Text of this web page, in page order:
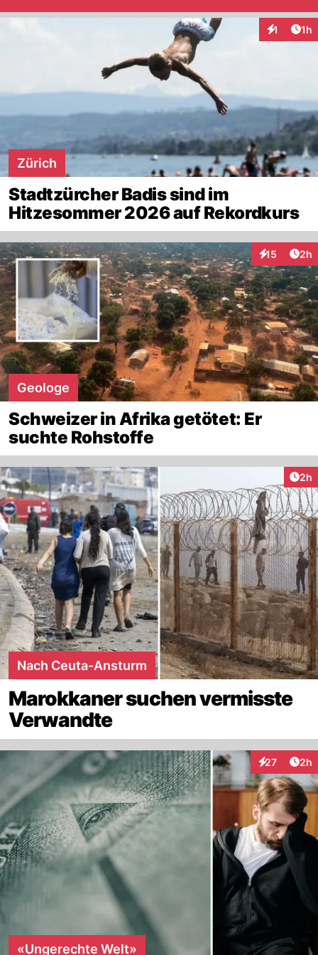
1 1h
Zürich
Stadtzürcher Badis sind im
Hitzesommer 2026 auf Rekordkurs
15
Interaktionen
2h
Geologe
Schweizer in Afrika getötet: Er
suchte Rohstoffe
2h
Nach Ceuta-Ansturm
Marokkaner suchen vermisste
Verwandte
27
Interaktionen
2h
«Ungerechte Welt»